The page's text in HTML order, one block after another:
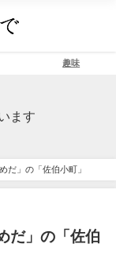
趣味
ます
だ」の「佐伯小町」
だ」の「佐伯